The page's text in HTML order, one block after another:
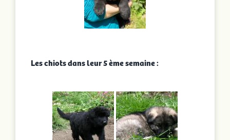
Les chiots dans leur 5 ème semaine :